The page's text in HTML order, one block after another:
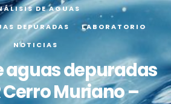
DE AGUAS
DEPURADAS
LABORATORIO
NOTICIAS
aguas depuradas
Cerro Muriano –